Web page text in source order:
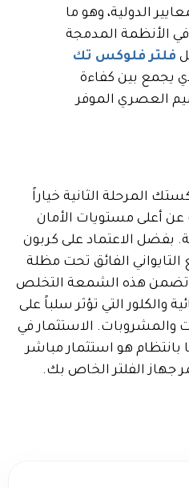
الدولية، وهو ما
الأنظمة المدمجة
فلتر فلوكس تك
يجمع بين كفاءة
العصري الموفر
المرحلة الثانية خياراً
عن أعلى مستويات الأمان
بفضل الاعتماد على كربون
الفائق تحت مظلة
تضمن هذه الشمعة التخلص
والكلور التي تؤثر سلباً على
والمشروبات. الاستثمار في
هو استثمار مباشر
جهاز الفلتر الخاص بك.